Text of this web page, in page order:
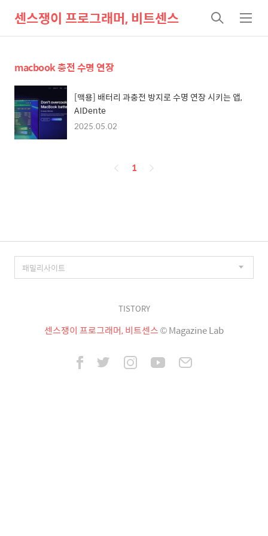
센스쟁이 프로그래머, 비트센스
검
색
메
뉴
macbook 충전 수명 연장
[맥용] 배터리 과충전 방지로 수명 연장 시키는 앱,
AIDente
2025.05.02
페
1
TISTORY
센스쟁이 프로그래머, 비트센스© Magazine Lab